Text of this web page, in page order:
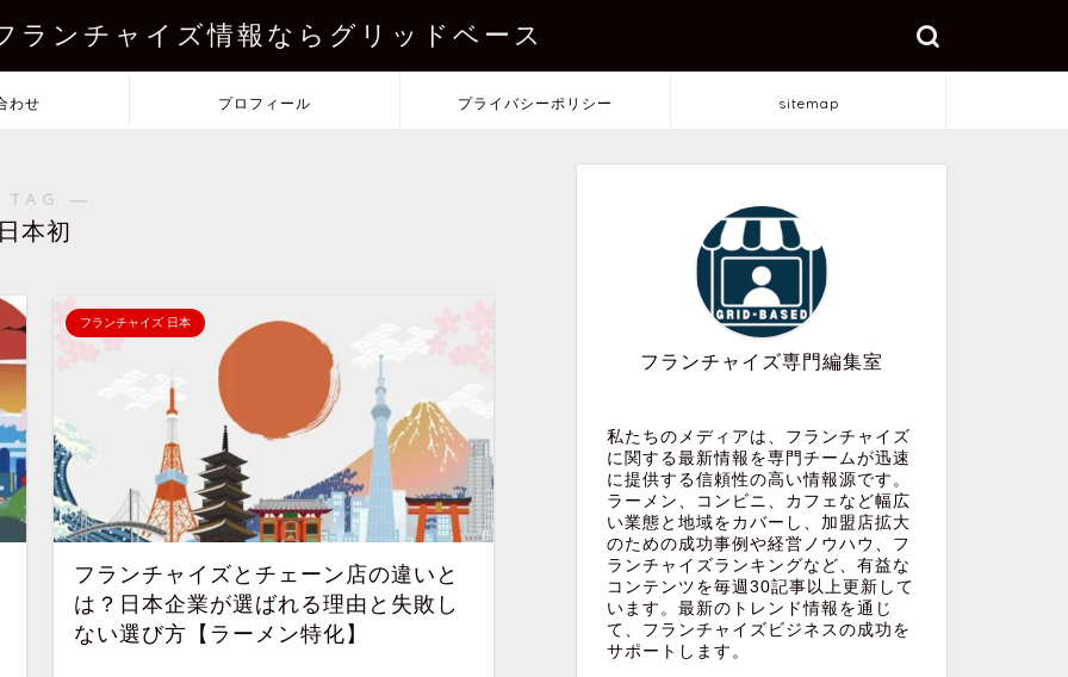
ランチャイズ情報ならグリッドベース
わせ プロフィール プライバシーポリシー sitemap
―
日本初
フランチャイズ 日本
フランチャイズとチェーン店の違いと
は？日本企業が選ばれる理由と失敗し
ない選び方【ラーメン特化】
フランチャイズ専門編集室
私たちのメディアは、フランチャイズ
に関する最新情報を専門チームが迅速
に提供する信頼性の高い情報源です。
ラーメン、コンビニ、カフェなど幅広
い業態と地域をカバーし、加盟店拡大
のための成功事例や経営ノウハウ、フ
ランチャイズランキングなど、有益な
コンテンツを毎週30記事以上更新して
います。最新のトレンド情報を通じ
て、フランチャイズビジネスの成功を
サポートします。